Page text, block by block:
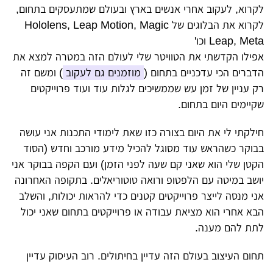
לקרוא, לעקוב אחרי אנשים בארץ ובעולם שמתעסקים בתחום,
לקרוא את הבלוגים של Hololens, Leap Motion, Magic
Leap, Meta וכו'
אפילו הקדשתי את הטוויטר שלי לעולם הזה במטרה למצא את
הדברים הכי עדכניים בתחום ( מוזמנים גם לעקוב ) ומשם זה
רק עניין של זמן עש שממשיכים לגלות עוד ועוד פרוייקטים
שקיימים היום בתחום.
חילקתי לי את היום בצורה כזו שאת לימודי התכנות אני עושה
בבוקר כשהראש עוד מסוגל להכיל מידע מורכב וחדש (הסוד
הקטן שלי הוא שאני קם שעה לפני הזמן) ועם הקפה בבוקר אני
יושב במיטה עם הלפטופ ורואה טוטוריאלים. בתקופה האחרונה
אני מנסה לייצר פרוייקטים קטנים כדי להראות יכולות, והשלב
הבא אחרי הוא מציאת עבודה או פרוייקטים בתחום שאני יכול
לתת להם מענה.
תחום העיצוב בעולם הזה עדיין בחיתולים. רוב העיסוק עדיין